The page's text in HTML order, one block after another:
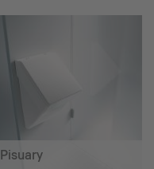
Pisuary